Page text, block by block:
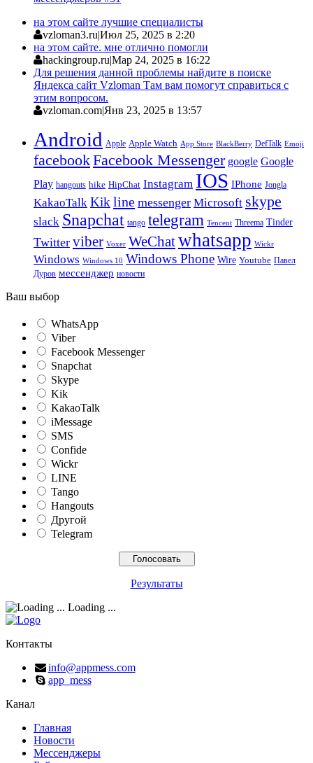
на этом сайте лучшие специалисты
vzloman3.ru|Июл 25, 2025 в 2:20
на этом сайте. мне отлично помогли
hackingroup.ru|Мар 24, 2025 в 16:22
Для решения данной проблемы найдите в поиске
Яндекса сайт Vzloman Там вам помогут справиться с
этим вопросом.
vzloman.com|Янв 23, 2025 в 13:57
Android Apple Apple Watch App Store BlackBerry DefTalk Emoji
facebookFacebook Messenger google Google
Play hangouts hike HipChat Instagram IOS IPhone Jongla
KakaoTalk Kik line messenger Microsoft skype
slack Snapchat tango telegram Tencent Threema Tinder
Twitter viber Voxer WeChatwhatsapp Wickr
Windows Windows 10 Windows Phone Wire Youtube Павел
Дуров мессенджер новости
Ваш выбор
WhatsApp
Viber
Facebook Messenger
Snapchat
Skype
Kik
KakaoTalk
iMessage
SMS
Confide
Wickr
LINE
Tango
Hangouts
Другой
Telegram
Результаты
Loading ...
Контакты
info@appmess.com
app_mess
Канал
Главная
Новости
Мессенджеры